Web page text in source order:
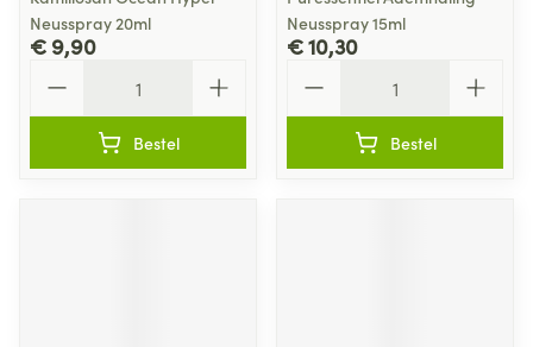
Neusspray 20ml
€ 9,90
Bestel
Neusspray 15ml
€ 10,30
Bestel